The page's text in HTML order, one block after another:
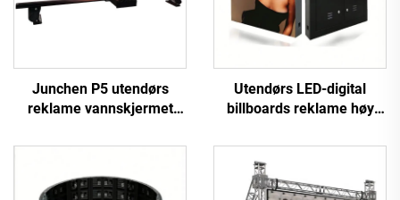
Junchen P5 utendørs
reklame vannskjermet
skilt mobil reklameskjerm
Utendørs LED-digital
billboards reklame høy
installasjon høy ytelse P10
LED-videovegg kampsjerm